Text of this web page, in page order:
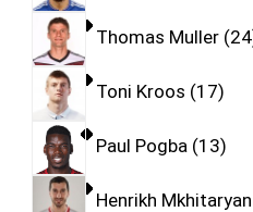
Thomas Muller 24
Toni Kroos 17
Paul Pogba 13
Henrikh Mkhitaryan